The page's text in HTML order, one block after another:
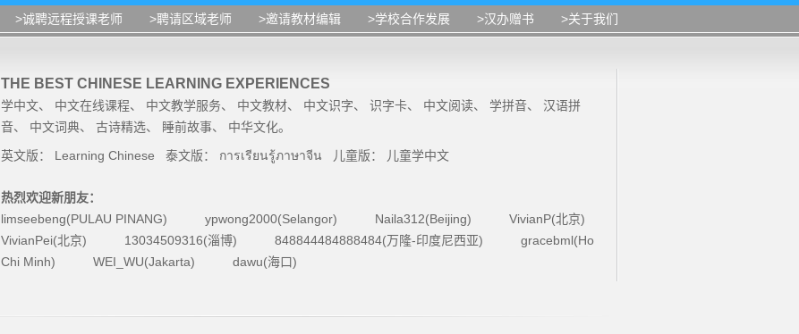
>诚聘远程授课老师 >聘请区域老师 >邀请教材编辑 >学校合作发展 >汉办赠书 >关于我们
THE BEST CHINESE LEARNING EXPERIENCES
学中文、 中文在线课程、 中文教学服务、 中文教材、 中文识字、 识字卡、 中文阅读、 学拼音、 汉语拼
音、 中文词典、 古诗精选、 睡前故事、 中华文化。
英文版： Learning Chinese 泰文版： การเรียนรู้ภาษาจีน 儿童版： 儿童学中文
热烈欢迎新朋友：
limseebeng(PULAU PINANG)
ypwong2000(Selangor) Naila312(Beijing)
VivianP(北京)
VivianPei(北京)
13034509316(淄博) 848844484888484(万隆-印度尼西亚)
gracebml(Ho
Chi Minh)
WEI_WU(Jakarta) dawu(海口)